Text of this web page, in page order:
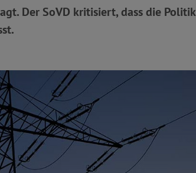
Der SoVD kritisiert, dass die Politik